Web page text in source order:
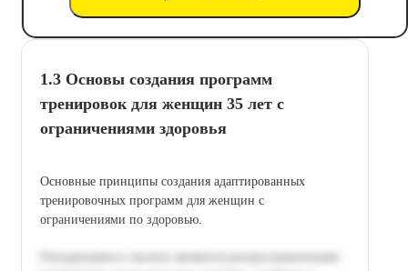
1.3 Основы создания программ
тренировок для женщин 35 лет с
ограничениями здоровья
Основные принципы создания адаптированных
тренировочных программ для женщин с
ограничениями по здоровью.